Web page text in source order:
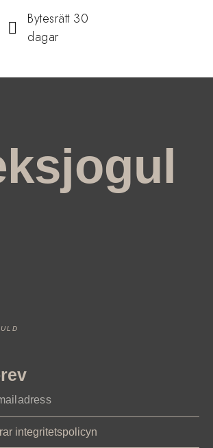
Bytesrätt 30
dagar
integritetspolicyn